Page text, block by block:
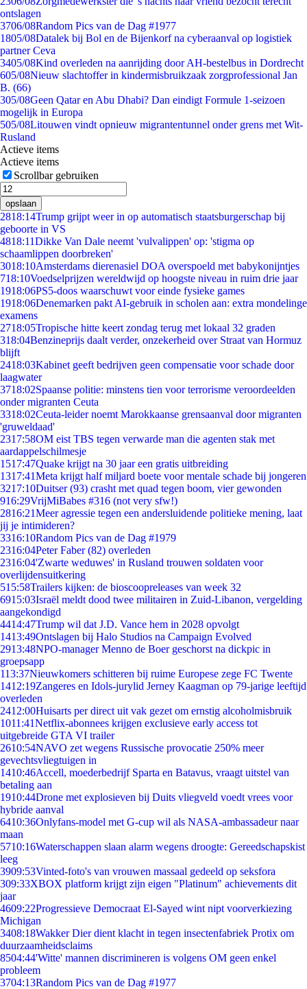
ontslagen
3706/08Random Pics van de Dag #1977
1805/08Datalek bij Bol en de Bijenkorf na cyberaanval op logistiek
partner Ceva
3405/08Kind overleden na aanrijding door AH-bestelbus in Dordrecht
605/08Nieuw slachtoffer in kindermisbruikzaak zorgprofessional Jan
B. (66)
305/08Geen Qatar en Abu Dhabi? Dan eindigt Formule 1-seizoen
mogelijk in Europa
505/08Litouwen vindt opnieuw migrantentunnel onder grens met Wit-
Rusland
Actieve items
Actieve items
Scrollbar gebruiken
opslaan
2818:14Trump grijpt weer in op automatisch staatsburgerschap bij
geboorte in VS
4818:11Dikke Van Dale neemt 'vulvalippen' op: 'stigma op
schaamlippen doorbreken'
3018:10Amsterdams dierenasiel DOA overspoeld met babykonijntjes
718:10Voedselprijzen wereldwijd op hoogste niveau in ruim drie jaar
1918:06PS5-doos waarschuwt voor einde fysieke games
1918:06Denemarken pakt AI-gebruik in scholen aan: extra mondelinge
examens
2718:05Tropische hitte keert zondag terug met lokaal 32 graden
318:04Benzineprijs daalt verder, onzekerheid over Straat van Hormuz
blijft
2418:03Kabinet geeft bedrijven geen compensatie voor schade door
laagwater
3718:02Spaanse politie: minstens tien voor terrorisme veroordeelden
onder migranten Ceuta
3318:02Ceuta-leider noemt Marokkaanse grensaanval door migranten
'gruweldaad'
2317:58OM eist TBS tegen verwarde man die agenten stak met
aardappelschilmesje
1517:47Quake krijgt na 30 jaar een gratis uitbreiding
1317:41Meta krijgt half miljard boete voor mentale schade bij jongeren
3217:10Duitser (93) crasht met quad tegen boom, vier gewonden
916:29VrijMiBabes #316 (not very sfw!)
2816:21Meer agressie tegen een andersluidende politieke mening, laat
jij je intimideren?
3316:10Random Pics van de Dag #1979
2316:04Peter Faber (82) overleden
2316:04'Zwarte weduwes' in Rusland trouwen soldaten voor
overlijdensuitkering
515:58Trailers kijken: de bioscoopreleases van week 32
6915:03Israël meldt dood twee militairen in Zuid-Libanon, vergelding
aangekondigd
4414:47Trump wil dat J.D. Vance hem in 2028 opvolgt
1413:49Ontslagen bij Halo Studios na Campaign Evolved
2913:48NPO-manager Menno de Boer geschorst na dickpic in
groepsapp
113:37Nieuwkomers schitteren bij ruime Europese zege FC Twente
1412:19Zangeres en Idols-jurylid Jerney Kaagman op 79-jarige leeftijd
overleden
2412:00Huisarts per direct uit vak gezet om ernstig alcoholmisbruik
1011:41Netflix-abonnees krijgen exclusieve early access tot
uitgebreide GTA VI trailer
2610:54NAVO zet wegens Russische provocatie 250% meer
gevechtsvliegtuigen in
1410:46Accell, moederbedrijf Sparta en Batavus, vraagt uitstel van
betaling aan
1910:44Drone met explosieven bij Duits vliegveld voedt vrees voor
hybride aanval
6410:36Onlyfans-model met G-cup wil als NASA-ambassadeur naar
maan
5710:16Waterschappen slaan alarm wegens droogte: Gereedschapskist
leeg
3909:53Vinted-foto's van vrouwen massaal gedeeld op seksfora
309:33XBOX platform krijgt zijn eigen "Platinum" achievements dit
jaar
4609:22Progressieve Democraat El-Sayed wint nipt voorverkiezing
Michigan
3408:18Wakker Dier dient klacht in tegen insectenfabriek Protix om
duurzaamheidsclaims
8504:44'Witte' mannen discrimineren is volgens OM geen enkel
probleem
3704:13Random Pics van de Dag #1977